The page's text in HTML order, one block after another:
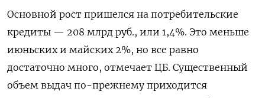
Основной рост пришелся на потребительские
кредиты — 208 млрд руб., или 1,4%. Это меньше
июньских и майских 2%, но все равно
достаточно много, отмечает ЦБ. Существенный
объем выдач по-прежнему приходится